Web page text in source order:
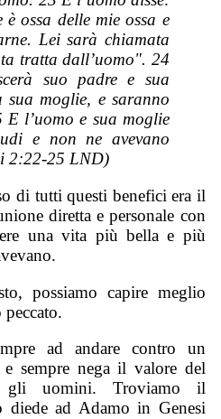
è ossa delle mie ossa e
Lei sarà chiamata
tratta dall’uomo". 24
suo padre e sua
moglie, e saranno
l’uomo e sua moglie
e non ne avevano
2:22-25 LND)
di tutti questi benefici era il
diretta e personale con
una vita più bella e più
possiamo capire meglio
ad andare contro un
sempre nega il valore del
uomini. Troviamo il
diede ad Adamo in Genesi